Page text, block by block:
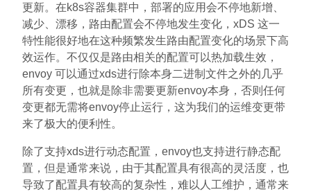
更新。在k8s容器集群中，部署的应用会不停地新增、
减少、漂移，路由配置会不停地发生变化，xDS 这一
特性能很好地在这种频繁发生路由配置变化的场景下高
效运作。不仅仅是路由相关的配置可以热加载生效，
envoy 可以通过xds进行除本身二进制文件之外的几乎
所有变更，也就是除非需要更新envoy本身，否则任何
变更都无需将envoy停止运行，这为我们的运维变更带
来了极大的便利性。
除了支持xds进行动态配置，envoy也支持进行静态配
置，但是通常来说，由于其配置具有很高的灵活度，也
导致了配置具有较高的复杂性，难以人工维护，通常来